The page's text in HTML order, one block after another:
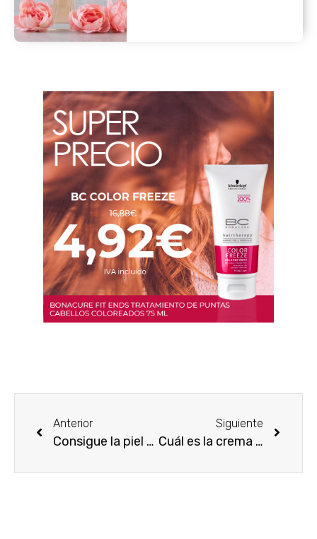
Anterior
Consigue la piel de Salma Hayek
Siguiente
Cuál es la crema favorita de la Spice Girl